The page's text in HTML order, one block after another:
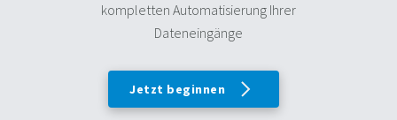
kompletten Automatisierung Ihrer
Dateneingänge
Jetzt beginnen